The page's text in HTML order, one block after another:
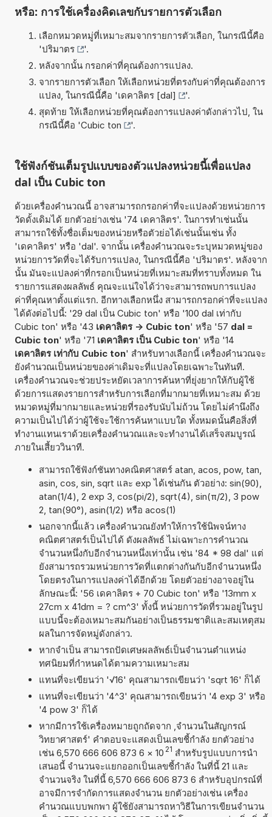
หรือ: การใช้เครื่องคิดเลขกับรายการตัวเลือก
เลือกหมวดหมู่ที่เหมาะสมจากรายการตัวเลือก, ในกรณีนี้คือ
'ปริมาตร
'.
หลังจากนั้น กรอกค่าที่คุณต้องการแปลง.
จากรายการตัวเลือก ให้เลือกหน่วยที่ตรงกับค่าที่คุณต้องการ
แปลง, ในกรณีนี้คือ 'เดคาลิตร [dal]
'.
สุดท้าย ให้เลือกหน่วยที่คุณต้องการแปลงค่าดังกล่าวไป, ใน
กรณีนี้คือ 'Cubic ton '.
ใช้ฟังก์ชันเต็มรูปแบบของตัวแปลงหน่วยนี้เพื่อแปลง
dal เป็น Cubic ton
ด้วยเครื่องคำนวณนี้ อาจสามารถกรอกค่าที่จะแปลงด้วยหน่วยการ
วัดดั้งเดิมได้ ยกตัวอย่างเช่น '74 เดคาลิตร'. ในการทำเช่นนั้น
สามารถใช้ทั้งชื่อเต็มของหน่วยหรือตัวย่อได้เช่นนั้นเช่น ทั้ง
'เดคาลิตร' หรือ 'dal'. จากนั้น เครื่องคำนวณจะระบุหมวดหมู่ของ
หน่วยการวัดที่จะได้รับการแปลง, ในกรณีนี้คือ 'ปริมาตร'. หลังจาก
นั้น มันจะแปลงค่าที่กรอกเป็นหน่วยที่เหมาะสมที่ทราบทั้งหมด ใน
รายการแสดงผลลัพธ์ คุณจะแน่ใจได้ว่าจะสามารถพบการแปลง
ค่าที่คุณหาตั้งแต่แรก. อีกทางเลือกหนึ่ง สามารถกรอกค่าที่จะแปลง
ได้ดังต่อไปนี้: '29 dal เป็น Cubic ton' หรือ '100 dal เท่ากับ
Cubic ton' หรือ '43 เดคาลิตร -> Cubic ton' หรือ '57 dal =
Cubic ton' หรือ '71 เดคาลิตร เป็น Cubic ton' หรือ '14
เดคาลิตร เท่ากับ Cubic ton' สำหรับทางเลือกนี้ เครื่องคำนวณจะ
ยังคำนวณเป็นหน่วยของค่าเดิมจะที่แปลงโดยเฉพาะในทันที.
เครื่องคำนวณจะช่วยประหยัดเวลาการค้นหาที่ยุ่งยากให้กับผู้ใช้
ด้วยการแสดงรายการสำหรับการเลือกที่มากมายที่เหมาะสม ด้วย
หมวดหมู่ที่มากมายและหน่วยที่รองรับนับไม่ถ้วน โดยไม่คำนึงถึง
ความเป็นไปได้ว่าผู้ใช้จะใช้การค้นหาแบบใด ทั้งหมดนั้นคือสิ่งที่
ทำงานแทนเราด้วยเครื่องคำนวณและจะทำงานได้เสร็จสมบูรณ์
ภายในเสี้ยววินาที.
สามารถใช้ฟังก์ชันทางคณิตศาสตร์ atan, acos, pow, tan,
asin, cos, sin, sqrt และ exp ได้เช่นกัน ตัวอย่าง: sin(90),
atan(1/4), 2 exp 3, cos(pi/2), sqrt(4), sin(π/2), 3 pow
2, tan(90°), asin(1/2) หรือ acos(1)
นอกจากนี้แล้ว เครื่องคำนวณยังทำให้การใช้นิพจน์ทาง
คณิตศาสตร์เป็นไปได้ ดังผลลัพธ์ ไม่เฉพาะการคำนวณ
จำนวนหนึ่งกับอีกจำนวนหนึ่งเท่านั้น เช่น '84 * 98 dal' แต่
ยังสามารถรวมหน่วยการวัดที่แตกต่างกันกับอีกจำนวนหนึ่ง
โดยตรงในการแปลงค่าได้อีกด้วย โดยตัวอย่างอาจอยู่ใน
ลักษณะนี้: '56 เดคาลิตร + 70 Cubic ton' หรือ '13mm x
27cm x 41dm = ? cm^3' ทั้งนี้ หน่วยการวัดที่รวมอยู่ในรูป
แบบนี้จะต้องเหมาะสมกันอย่างเป็นธรรมชาติและสมเหตุสม
ผลในการจัดหมู่ดังกล่าว.
หากจำเป็น สามารถปัดเศษผลลัพธ์เป็นจำนวนตำแหน่ง
ทศนิยมที่กำหนดได้ตามความเหมาะสม
แทนที่จะเขียนว่า '√16' คุณสามารถเขียนว่า 'sqrt 16' ก็ได้
แทนที่จะเขียนว่า '4^3' คุณสามารถเขียนว่า '4 exp 3' หรือ
'4 pow 3' ก็ได้
หากมีการใช้เครื่องหมายถูกถัดจาก ,จำนวนในสัญกรณ์
วิทยาศาสตร์' คำตอบจะแสดงเป็นเลขชี้กำลัง ยกตัวอย่าง
เช่น 6,570 666 606 873 6 × 10 21 สำหรับรูปแบบการนำ
เสนอนี้ จำนวนจะแยกออกเป็นเลขชี้กำลัง ในที่นี้ 21 และ
จำนวนจริง ในที่นี้ 6,570 666 606 873 6 สำหรับอุปกรณ์ที่
อาจมีการจำกัดการแสดงจำนวน ยกตัวอย่างเช่น เครื่อง
คำนวณแบบพกพา ผู้ใช้ยังสามารถหาวิธีในการเขียนจำนวน